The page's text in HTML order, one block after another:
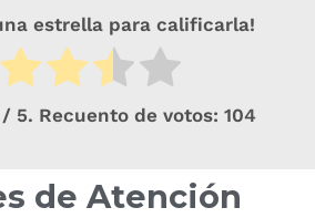
estrella para calificarla!
/ 5. Recuento de votos: 104
de Atención